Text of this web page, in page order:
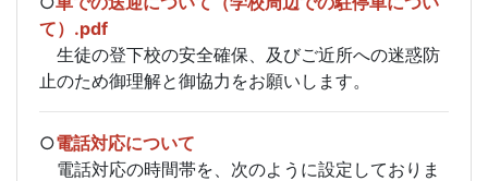
て）.pdf
生徒の登下校の安全確保、及びご近所への迷惑防
止のため御理解と御協力をお願いします。
○電話対応について
電話対応の時間帯を、次のように設定しておりま